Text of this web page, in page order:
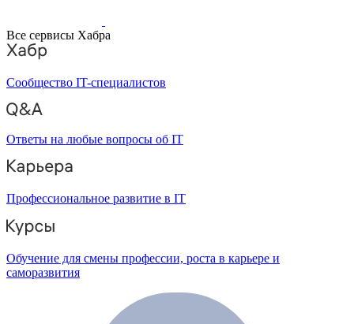
Все сервисы Хабра
Сообщество IT-специалистов
Ответы на любые вопросы об IT
Профессиональное развитие в IT
Обучение для смены профессии, роста в карьере и
саморазвития